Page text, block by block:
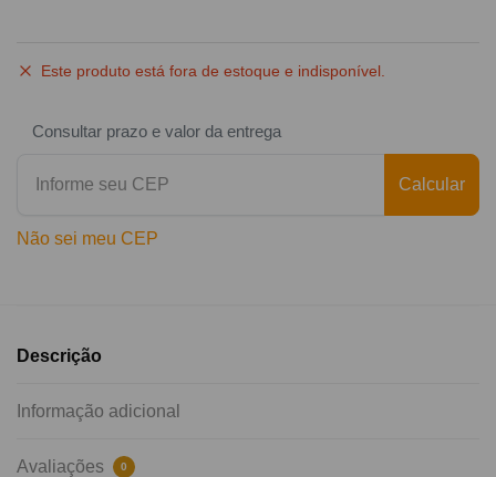
Este produto está fora de estoque e indisponível.
Consultar prazo e valor da entrega
Calcular
Não sei meu CEP
Descrição
Informação adicional
Avaliações 0